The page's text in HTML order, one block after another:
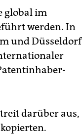
global im
werden. In
und Düsseldorf
darüber aus,